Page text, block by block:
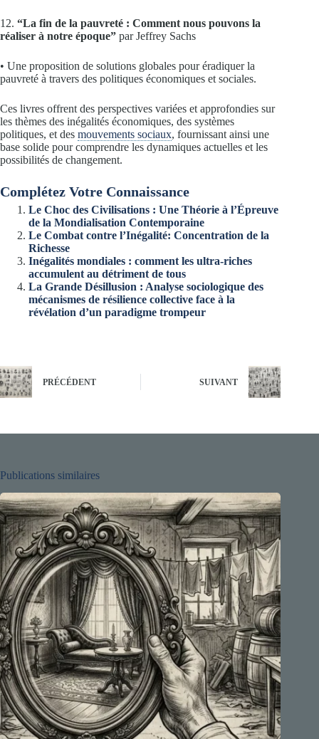
12. “La fin de la pauvreté : Comment nous pouvons la
réaliser à notre époque” par Jeffrey Sachs
• Une proposition de solutions globales pour éradiquer la
pauvreté à travers des politiques économiques et sociales.
Ces livres offrent des perspectives variées et approfondies sur
les thèmes des inégalités économiques, des systèmes
politiques, et des mouvements sociaux, fournissant ainsi une
base solide pour comprendre les dynamiques actuelles et les
possibilités de changement.
Complétez Votre Connaissance
Le Choc des Civilisations : Une Théorie à l’Épreuve
de la Mondialisation Contemporaine
Le Combat contre l’Inégalité: Concentration de la
Richesse
Inégalités mondiales : comment les ultra-riches
accumulent au détriment de tous
La Grande Désillusion : Analyse sociologique des
mécanismes de résilience collective face à la
révélation d’un paradigme trompeur
PRÉCÉDENT SUIVANT
Publications similaires